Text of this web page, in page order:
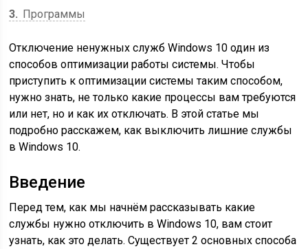
3
Программы
Отключение ненужных служб Windows 10 один из
способов оптимизации работы системы. Чтобы
приступить к оптимизации системы таким способом,
нужно знать, не только какие процессы вам требуются
или нет, но и как их отключать. В этой статье мы
подробно расскажем, как выключить лишние службы
в Windows 10.
Введение
Перед тем, как мы начнём рассказывать какие
службы нужно отключить в Windows 10, вам стоит
узнать, как это делать. Существует 2 основных способа